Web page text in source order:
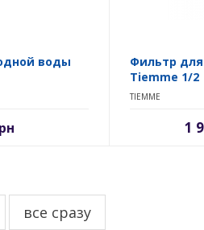
воды
Фильтр
Tiemme 1/2
TIEMME
1
все сразу